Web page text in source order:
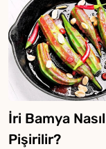
İri Bamya Nasıl
Pişirilir?